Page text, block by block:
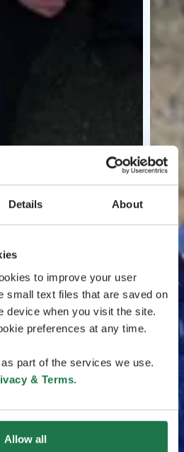
Details About
to improve your user
small text files that are saved on
device when you visit the site.
preferences at any time.
part of the services we use.
& Terms.
Allow all